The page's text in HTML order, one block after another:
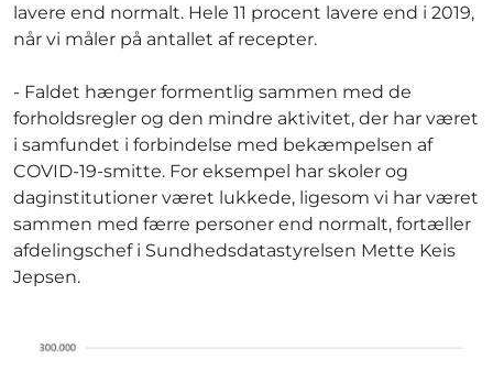
lavere end normalt. Hele 11 procent lavere end i 2019,
når vi måler på antallet af recepter.
- Faldet hænger formentlig sammen med de
forholdsregler og den mindre aktivitet, der har været
i samfundet i forbindelse med bekæmpelsen af
COVID-19-smitte. For eksempel har skoler og
daginstitutioner været lukkede, ligesom vi har været
sammen med færre personer end normalt, fortæller
afdelingschef i Sundhedsdatastyrelsen Mette Keis
Jepsen.